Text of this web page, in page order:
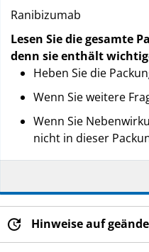
Ranibizumab
Lesen Sie die gesamte
denn sie enthält
Heben Sie die
Wenn Sie weitere
Wenn Sie
nicht in dieser
Hinweise auf